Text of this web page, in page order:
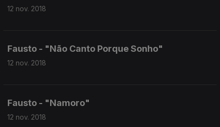
12 nov. 2018
Fausto - "Não Canto Porque Sonho"
12 nov. 2018
Fausto - "Namoro"
12 nov. 2018